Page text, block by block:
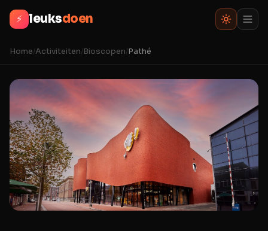
⚡ leuksdoen
Home/Activiteiten/Bioscopen/Pathé